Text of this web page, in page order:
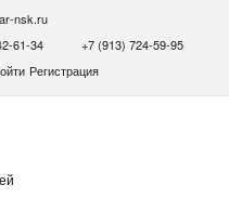
nsk.ru
61-34
+7 (913) 724-59-95
Регистрация